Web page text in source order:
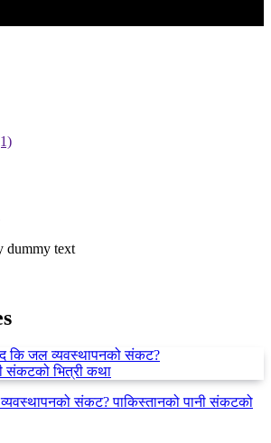
dummy text
संकट? पाकिस्तानको पानी संकटको